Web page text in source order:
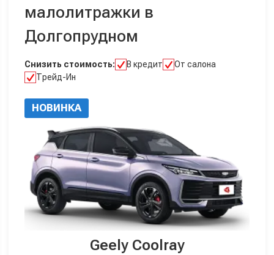
малолитражки в
Долгопрудном
Снизить стоимость: В кредит
От салона
Трейд-Ин
НОВИНКА
Geely Coolray